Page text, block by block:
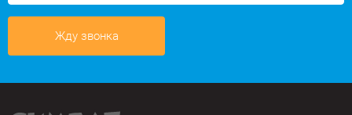
Жду звонка